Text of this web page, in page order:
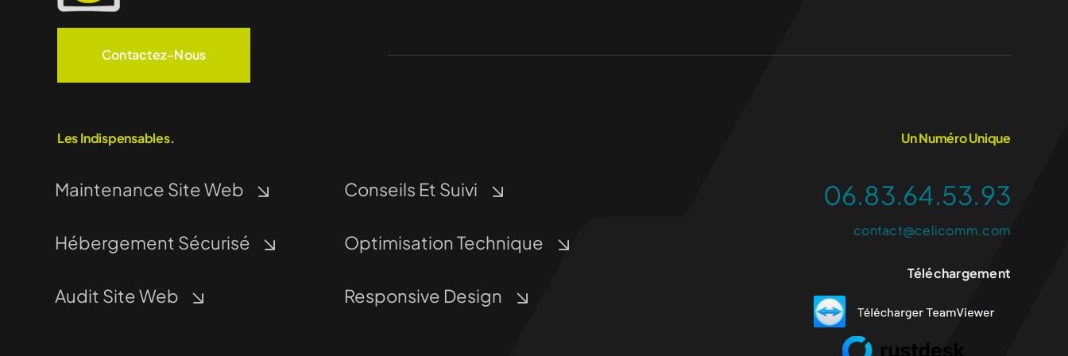
Contactez-Nous
Les Indispensables.
Maintenance Site Web
Hébergement Sécurisé
Audit Site Web
Conseils Et Suivi
Optimisation Technique
Responsive Design
Un Numéro Unique
06.83.64.53.93
contact@celicomm.com
Téléchargement